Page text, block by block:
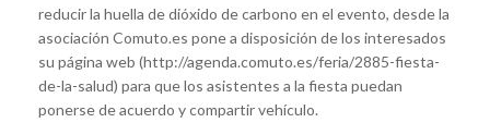
reducir la huella de dióxido de carbono en el evento, desde la
asociación Comuto.es pone a disposición de los interesados
su página web (http://agenda.comuto.es/feria/2885-fiesta-
de-la-salud) para que los asistentes a la fiesta puedan
ponerse de acuerdo y compartir vehículo.